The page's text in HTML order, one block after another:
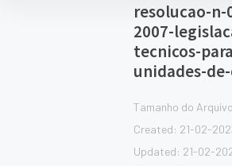
resolucao-n-
2007-
tecnicos-
unidades-
Tamanho do
Created: 21-02-
Updated: 21-02-